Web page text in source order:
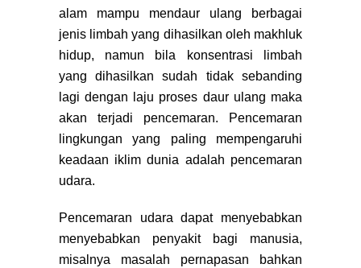
alam mampu mendaur ulang berbagai
jenis limbah yang dihasilkan oleh makhluk
hidup, namun bila konsentrasi limbah
yang dihasilkan sudah tidak sebanding
lagi dengan laju proses daur ulang maka
akan terjadi pencemaran. Pencemaran
lingkungan yang paling mempengaruhi
keadaan iklim dunia adalah pencemaran
udara.
Pencemaran udara dapat menyebabkan
menyebabkan penyakit bagi manusia,
misalnya masalah pernapasan bahkan